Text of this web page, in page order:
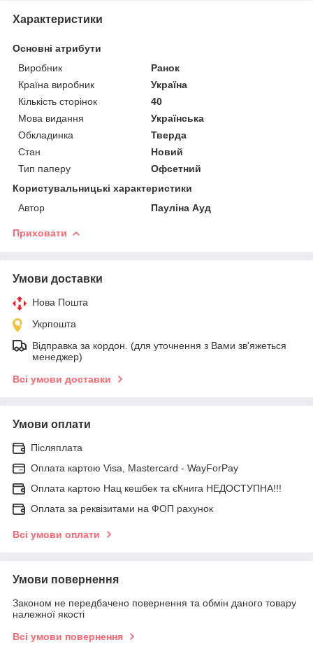
Характеристики
Основні атрибути
Виробник
Ранок
Країна виробник
Україна
Кількість сторінок
40
Мова видання
Українська
Обкладинка
Тверда
Стан
Новий
Тип паперу
Офсетний
Користувальницькі характеристики
Автор
Пауліна Ауд
Приховати
Умови доставки
Нова Пошта
Укрпошта
Відправка за кордон. (для уточнення з Вами зв'яжеться
менеджер)
Всі умови доставки
Умови оплати
Післяплата
Оплата картою Visa, Mastercard - WayForPay
Оплата картою Нац кешбек та єКнига НЕДОСТУПНА!!!
Оплата за реквізитами на ФОП рахунок
Всі умови оплати
Умови повернення
Законом не передбачено повернення та обмін даного товару
належної якості
Всі умови повернення